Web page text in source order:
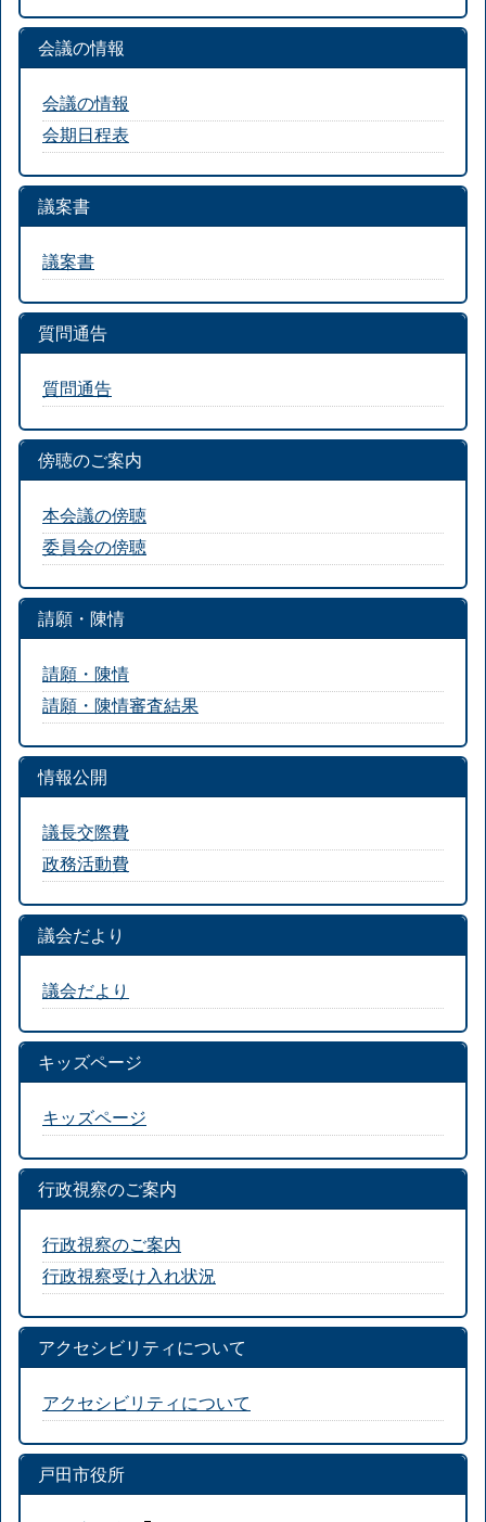
会議の情報
会議の情報
会期日程表
議案書
議案書
質問通告
質問通告
傍聴のご案内
本会議の傍聴
委員会の傍聴
請願・陳情
請願・陳情
請願・陳情審査結果
情報公開
議長交際費
政務活動費
議会だより
議会だより
キッズページ
キッズページ
行政視察のご案内
行政視察のご案内
行政視察受け入れ状況
アクセシビリティについて
アクセシビリティについて
戸田市役所